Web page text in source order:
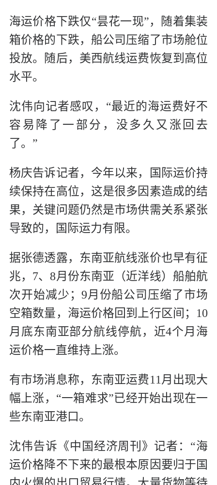
海运价格下跌仅“昙花一现”，随着集装
箱价格的下跌，船公司压缩了市场舱位
投放。随后，美西航线运费恢复到高位
水平。
沈伟向记者感叹，“最近的海运费好不
容易降了一部分，没多久又涨回去
了。”
杨庆告诉记者，今年以来，国际运价持
续保持在高位，这是很多因素造成的结
果，关键问题仍然是市场供需关系紧张
导致的，国际运力有限。
据张德透露，东南亚航线涨价也早有征
兆，7、8月份东南亚（近洋线）船舶航
次开始减少；9月份船公司压缩了市场
空箱数量，海运价格回到上行区间；10
月底东南亚部分航线停航，近4个月海
运价格一直维持上涨。
有市场消息称，东南亚运费11月出现大
幅上涨，“一箱难求”已经开始出现在一
些东南亚港口。
沈伟告诉《中国经济周刊》记者：“海
运价格降不下来的最根本原因要归于国